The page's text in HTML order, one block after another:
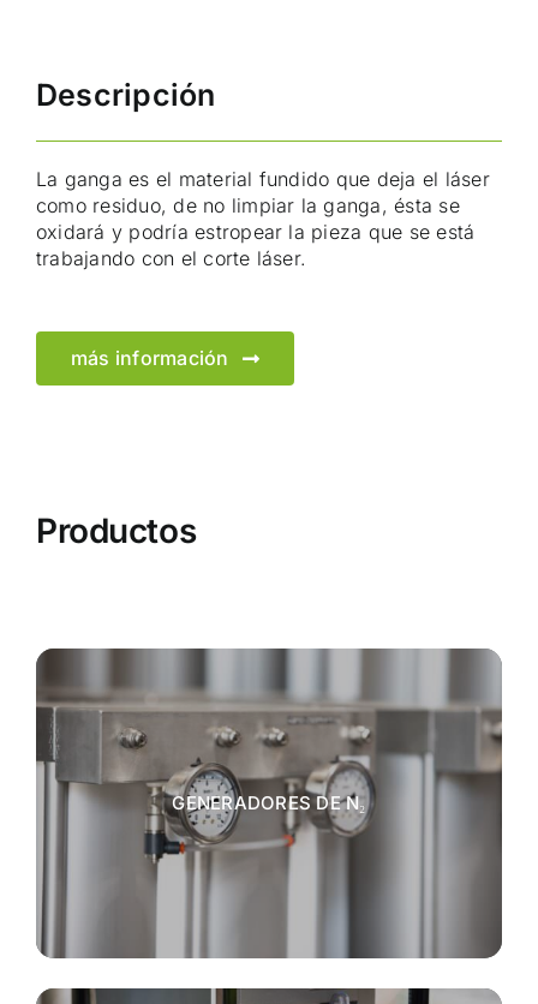
Descripción
La ganga es el material fundido que deja el láser
como residuo, de no limpiar la ganga, ésta se
oxidará y podría estropear la pieza que se está
trabajando con el corte láser.
más información
Productos
GENERADORES DE N₂